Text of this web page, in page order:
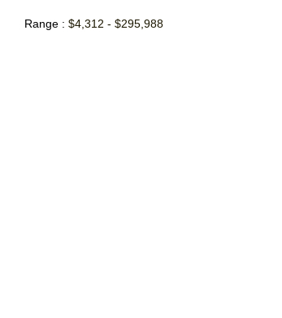
Range : $4,312 - $295,988